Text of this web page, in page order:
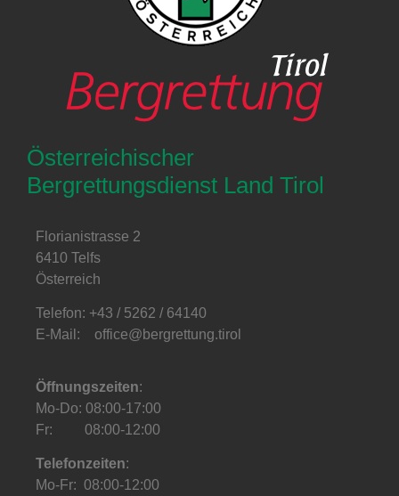
Österreichischer
Bergrettungsdienst Land Tirol
Florianistrasse 2
6410 Telfs
Österreich
Telefon: +43 / 5262 / 64140
E-Mail: office@bergrettung.tirol
Öffnungszeiten:
Mo-Do: 08:00-17:00
Fr: 08:00-12:00
Telefonzeiten:
Mo-Fr: 08:00-12:00